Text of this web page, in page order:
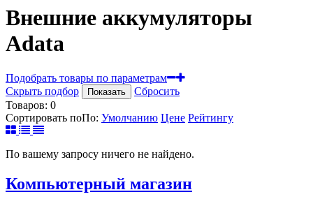
Внешние аккумуляторы
Adata
Подобрать товары по параметрам
Скрыть подбор
Показать
Сбросить
Товаров: 0
Сортировать поПо: Умолчанию Цене Рейтингу
По вашему запросу ничего не найдено.
Компьютерный магазин